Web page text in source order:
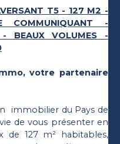
T5 - 127 M2 -
COMMUNIQUANT -
- BEAUX VOLUMES -
votre partenaire
immobilier du Pays de
de vous présenter en
de 127 m² habitables,